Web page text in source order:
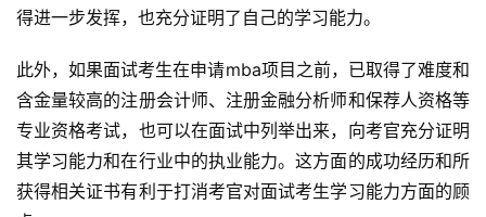
M
A
咨
询
问
答
得进一步发挥，也充分证明了自己的学习能力。
此外，如果面试考生在申请mba项目之前，已取得了难度和
含金量较高的注册会计师、注册金融分析师和保荐人资格等
专业资格考试，也可以在面试中列举出来，向考官充分证明
其学习能力和在行业中的执业能力。这方面的成功经历和所
获得相关证书有利于打消考官对面试考生学习能力方面的顾